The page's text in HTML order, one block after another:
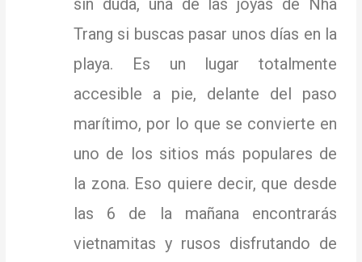
sin duda, una de las joyas de Nha
Trang si buscas pasar unos días en la
playa. Es un lugar totalmente
accesible a pie, delante del paso
marítimo, por lo que se convierte en
uno de los sitios más populares de
la zona. Eso quiere decir, que desde
las 6 de la mañana encontrarás
vietnamitas y rusos disfrutando de